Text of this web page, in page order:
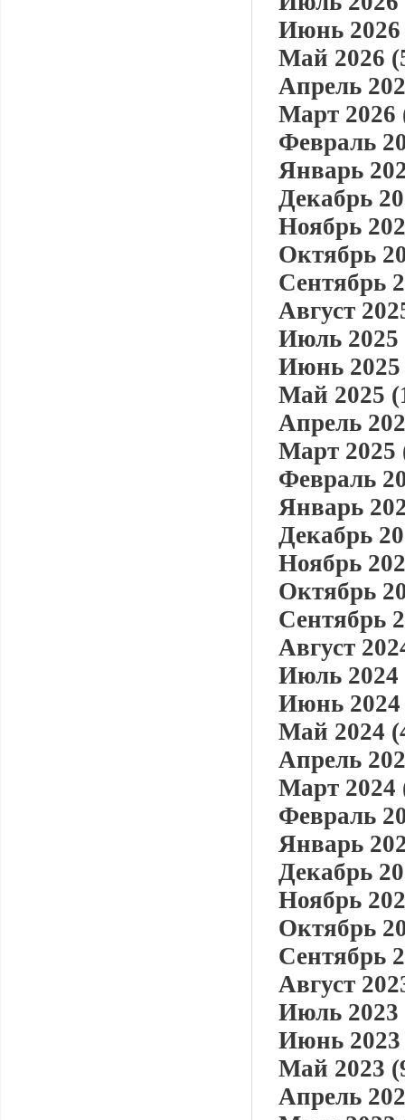
Июнь 2026
Май 2026
Апрель
Март 2026
Февраль
Январь
Декабрь
Ноябрь
Октябрь
Сентябрь
Август
Июль 2025
Июнь 2025
Май 2025
Апрель
Март 2025
Февраль
Январь
Декабрь
Ноябрь
Октябрь
Сентябрь
Август
Июль 2024
Июнь 2024
Май 2024
Апрель
Март 2024
Февраль
Январь
Декабрь
Ноябрь
Октябрь
Сентябрь
Август
Июль 2023
Июнь 2023
Май 2023
Апрель